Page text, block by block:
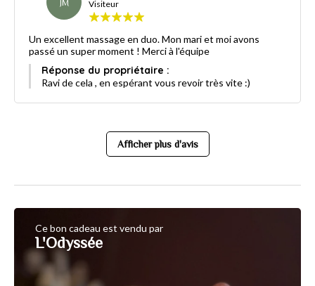
JM Visiteur
Un excellent massage en duo. Mon mari et moi avons
passé un super moment ! Merci à l'équipe
Réponse du propriétaire :
Ravi de cela , en espérant vous revoir très vite :)
Afficher plus d'avis
Ce bon cadeau est vendu par
L'Odyssée